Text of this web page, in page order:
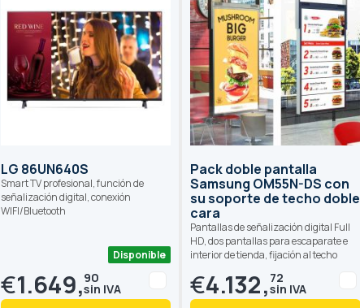
LG 86UN640S
Smart TV profesional, función de
señalización digital, conexión
WIFI/Bluetooth
Disponible
€1.649,90
Pack doble pantalla
Samsung OM55N-DS con
su soporte de techo doble
cara
Pantallas de señalización digital Full
HD, dos pantallas para escaparate e
interior de tienda, fijación al techo
€4.132, 72